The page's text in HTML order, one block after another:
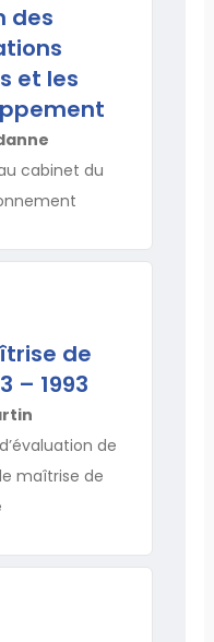
des
et les
cabinet du
de
– 1993
de
maîtrise de